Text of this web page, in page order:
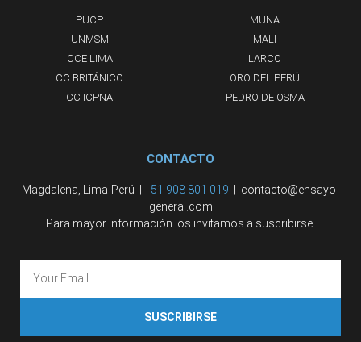
PUCP
UNMSM
CCE LIMA
CC BRITÁNICO
CC ICPNA
MUNA
MALI
LARCO
ORO DEL PERÚ
PEDRO DE OSMA
CONTACTO
Magdalena, Lima-Perú | +51 908 801 019
| contacto@ensayo-
general.com
Para mayor información los invitamos a suscribirse.
SUSCRIBIRSE